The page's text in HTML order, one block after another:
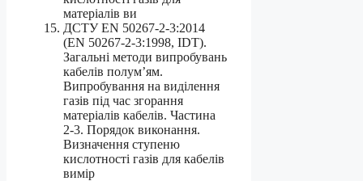
матеріалів ви
ДСТУ EN 50267-2-3:2014
(ЕN 50267-2-3:1998, IDT).
Загальні методи випробувань
кабелів полум’ям.
Випробування на виділення
газів під час згорання
матеріалів кабелів. Частина
2-3. Порядок виконання.
Визначення ступеню
кислотності газів для кабелів
вимір